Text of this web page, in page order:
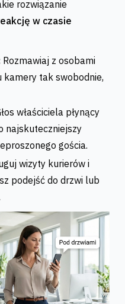
rozwiązanie
w czasie
Rozmawiaj z osobami
kamery tak swobodnie,
właściciela płynący
najskuteczniejszy
gościa.
wizyty kurierów i
podejść do drzwi lub